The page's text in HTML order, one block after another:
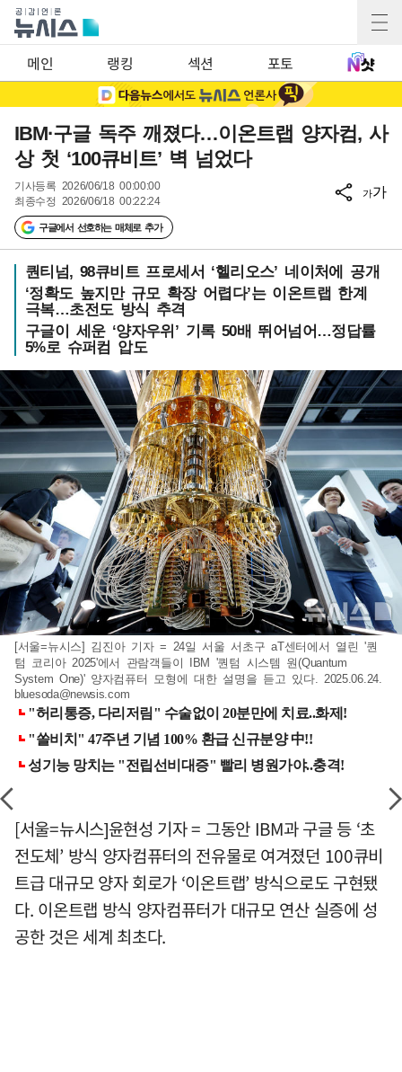
메인 랭킹 섹션 포토
IBM·구글 독주 깨졌다…이온트랩 양자컴, 사
상 첫 ‘100큐비트’ 벽 넘었다
기사등록 2026/06/18 00:00:00
최종수정 2026/06/18 00:22:24
구글에서 선호하는 매체로 추가
가가
퀀티넘, 98큐비트 프로세서 ‘헬리오스’ 네이처에 공개
‘정확도 높지만 규모 확장 어렵다’는 이온트랩 한계
극복…초전도 방식 추격
구글이 세운 ‘양자우위’ 기록 50배 뛰어넘어…정답률
5%로 슈퍼컴 압도
[서울=뉴시스] 김진아 기자 = 24일 서울 서초구 aT센터에서 열린 '퀀
텀 코리아 2025'에서 관람객들이 IBM '퀀텀 시스템 원(Quantum
System One)' 양자컴퓨터 모형에 대한 설명을 듣고 있다. 2025.06.24.
bluesoda@newsis.com
[서울=뉴시스]윤현성 기자 = 그동안 IBM과 구글 등 ‘초
전도체’ 방식 양자컴퓨터의 전유물로 여겨졌던 100큐비
트급 대규모 양자 회로가 ‘이온트랩’ 방식으로도 구현됐
다. 이온트랩 방식 양자컴퓨터가 대규모 연산 실증에 성
공한 것은 세계 최초다.